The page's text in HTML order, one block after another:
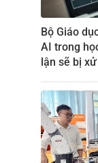
Bộ Giáo
AI trong
lận sẽ bị